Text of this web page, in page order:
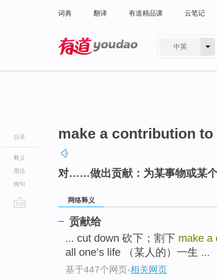
词典 翻译 有道精品课 云笔记
中英
目录
释义
用法
例句
make a contribution to
对……做出贡献：为某事物或某
网络释义
贡献给
... cut down 砍下；割下 make a
all one’s life （某人的）一生 ...
基于447个网页-相关网页